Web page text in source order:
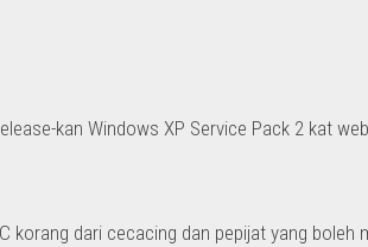
kan Windows XP Service Pack 2 kat
dari cecacing dan pepijat yang boleh